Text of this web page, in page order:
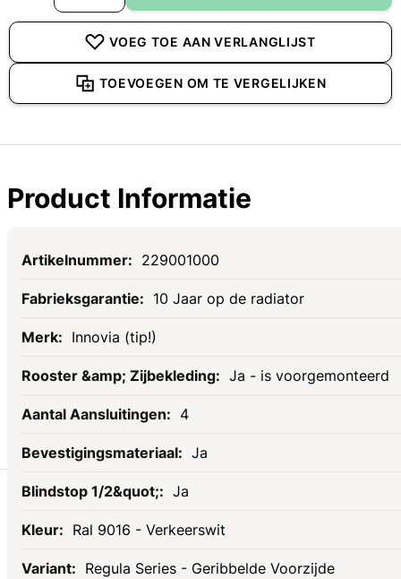
VOEG TOE AAN VERLANGLIJST
TOEVOEGEN OM TE VERGELIJKEN
Product Informatie
Specificaties
229001000
10 Jaar op de radiator
Innovia (tip!)
Ja - is voorgemonteerd
4
Ja
Ja
Ral 9016 - Verkeerswit
Regula Series - Geribbelde Voorzijde
Gerelateerde
producten